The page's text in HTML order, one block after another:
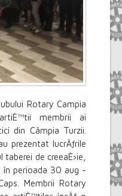
Rotary Campia
membrii ai
din Câmpia Turzii.
prezentat lucrÄƒrile
de creeaÈ›ie,
în perioada 30 aug -
Membrii Rotary